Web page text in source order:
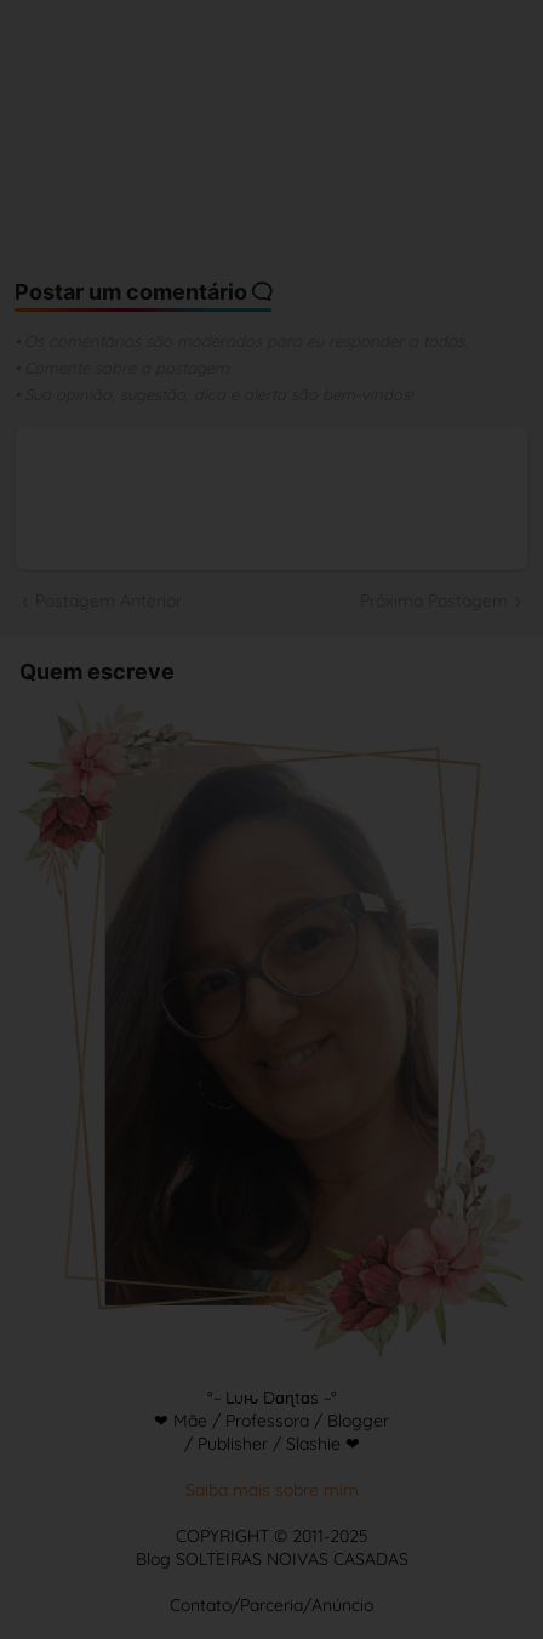
Postar um comentário
Quem escreve
°~ Luԋ Dɑɳtɑs ~°
❤ Mãe / Professora / Blogger
/ Publisher / Slashie ❤
Saiba mais sobre mim
COPYRIGHT © 2011-2025
Blog SOLTEIRAS NOIVAS CASADAS
Contato/Parceria/Anúncio